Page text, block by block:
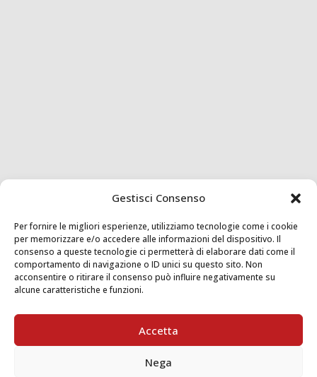
Gestisci Consenso
Per fornire le migliori esperienze, utilizziamo tecnologie come i cookie
per memorizzare e/o accedere alle informazioni del dispositivo. Il
consenso a queste tecnologie ci permetterà di elaborare dati come il
comportamento di navigazione o ID unici su questo sito. Non
acconsentire o ritirare il consenso può influire negativamente su
alcune caratteristiche e funzioni.
Accetta
Nega